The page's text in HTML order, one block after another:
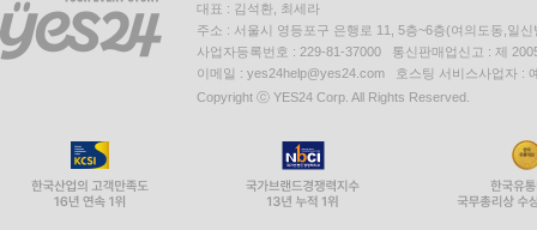
대표 : 김석환, 최세라
주소 : 서울시 영등포구 은행로 11, 5층~6층(여의도동,일신
사업자등록번호 : 229-81-37000 통신판매업신고 : 제
이메일 : yes24help@yes24.com 호스팅 서비스사업자 :
Copyright ⓒ YES24 Corp. All Rights Reserved.